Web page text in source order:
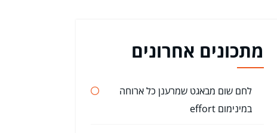
מתכונים אחרונים
לחם שום מבאגט שמרענן כל ארוחה
במינימום effort